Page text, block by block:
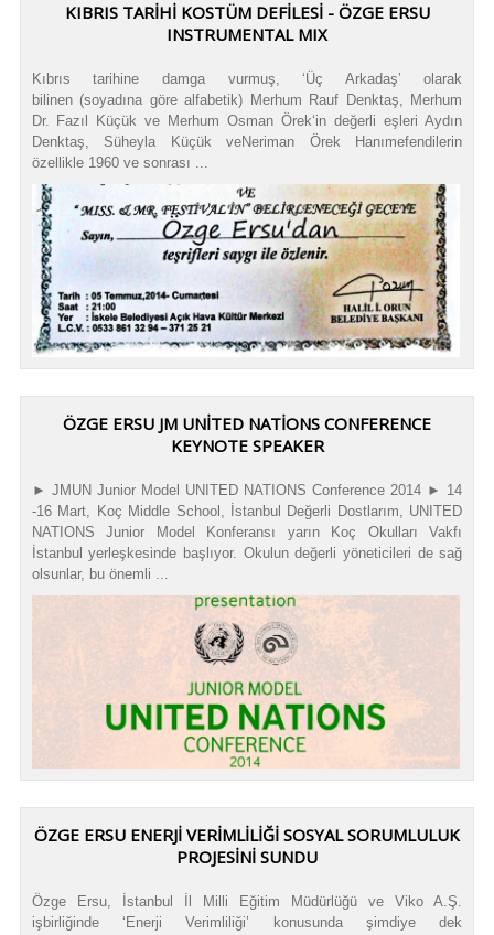
KIBRIS TARİHİ KOSTÜM DEFİLESİ - ÖZGE ERSU
INSTRUMENTAL MIX
Kıbrıs tarihine damga vurmuş, ‘Üç Arkadaş’ olarak
bilinen (soyadına göre alfabetik) Merhum Rauf Denktaş, Merhum
Dr. Fazıl Küçük ve Merhum Osman Örek‘in değerli eşleri Aydın
Denktaş, Süheyla Küçük veNeriman Örek Hanımefendilerin
özellikle 1960 ve sonrası ...
ÖZGE ERSU JM UNITED NATIONS CONFERENCE
KEYNOTE SPEAKER
► JMUN Junior Model UNITED NATIONS Conference 2014 ► 14
-16 Mart, Koç Middle School, İstanbul Değerli Dostlarım, UNITED
NATIONS Junior Model Konferansı yarın Koç Okulları Vakfı
İstanbul yerleşkesinde başlıyor. Okulun değerli yöneticileri de sağ
olsunlar, bu önemli ...
ÖZGE ERSU ENERJİ VERİMLİLİĞİ SOSYAL SORUMLULUK
PROJESİNİ SUNDU
Özge Ersu, İstanbul İl Milli Eğitim Müdürlüğü ve Viko A.Ş.
işbirliğinde ‘Enerji Verimliliği’ konusunda şimdiye dek